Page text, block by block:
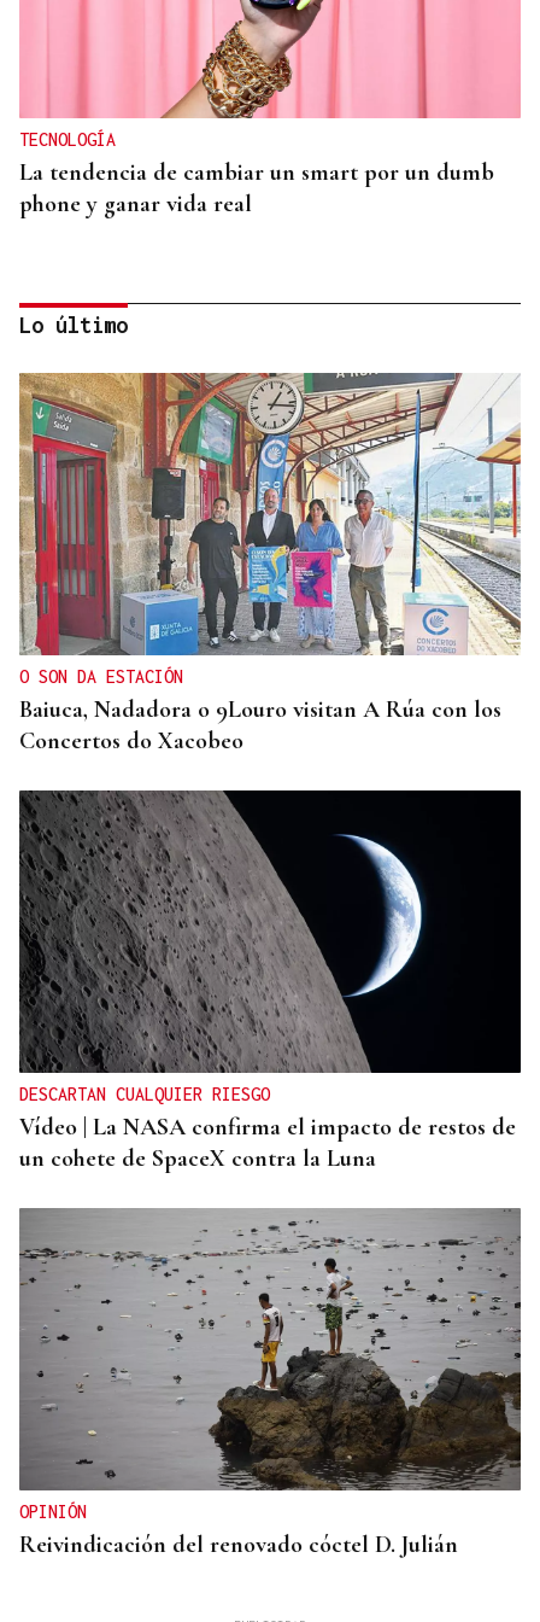
TECNOLOGÍA
La tendencia de cambiar un smart por un dumb
phone y ganar vida real
MODA
Black Friday 2025: el (ya no tan) secreto mejor
guardado del armario de las que más saben
Lo último
O SON DA ESTACIÓN
Baiuca, Nadadora o 9Louro visitan A Rúa con los
Concertos do Xacobeo
DESCARTAN CUALQUIER RIESGO
Vídeo | La NASA confirma el impacto de restos de
un cohete de SpaceX contra la Luna
OPINIÓN
Reivindicación del renovado cóctel D. Julián